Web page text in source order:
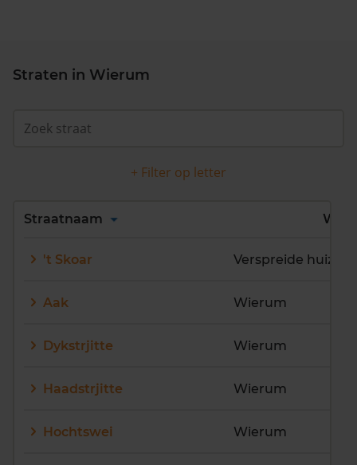
Straten in Wierum
+ Filter op letter
Alles
Q
U
Straatnaam Wijk
't Skoar Verspreide huizen
Aak Wierum
Dykstrjitte Wierum
Haadstrjitte Wierum
Hochtswei Wierum